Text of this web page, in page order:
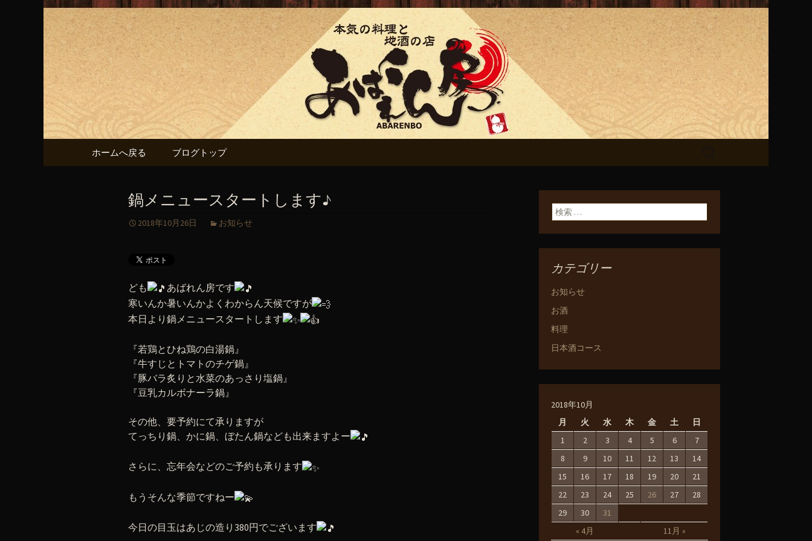
「あばれん房」からのお知らせ
「あばれん房」の最新情報
コンテンツへ移動
ホームへ戻る ブログトップ
鍋メニュースタートします♪
2018年10月26日 お知らせ
ども
あばれん房です
寒いんか暑いんかよくわからん天候ですが
本日より鍋メニュースタートします
『若鶏とひね鶏の白湯鍋』
『牛すじとトマトのチゲ鍋』
『豚バラ炙りと水菜のあっさり塩鍋』
『豆乳カルボナーラ鍋』
その他、要予約にて承りますが
てっちり鍋、かに鍋、ぼたん鍋なども出来ますよー
さらに、忘年会などのご予約も承ります
もうそんな季節ですねー
今日の目玉はあじの造り380円でございます
検索:
カテゴリー
お知らせ
お酒
料理
日本酒コース
2018年10月
月
火 水 木 金 土 日
« 4月 11月 »
1 2 3 4 5 6
7
8
9 10 11 12 13
14
15
16 17 18 19 20
21
22
23 24 25 26 27
28
29
30 31